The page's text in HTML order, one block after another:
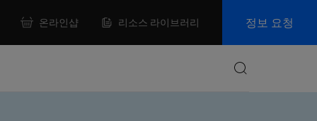
온라인샵 리소스 라이브러리 정보 요청